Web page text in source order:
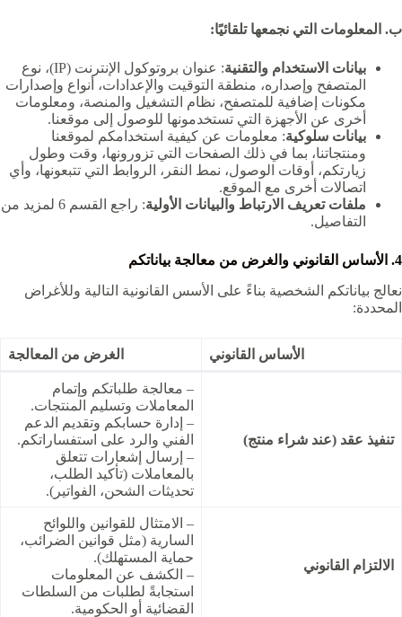
ب. المعلومات التي نجمعها تلقائيًا:
بيانات الاستخدام والتقنية
: عنوان بروتوكول الإنترنت (IP)، نوع
المتصفح وإصداره، منطقة التوقيت والإعدادات، أنواع وإصدارات
مكونات إضافية للمتصفح، نظام التشغيل والمنصة، ومعلومات
أخرى عن الأجهزة التي تستخدمونها للوصول إلى موقعنا.
بيانات سلوكية: معلومات عن كيفية استخدامكم لموقعنا
ومنتجاتنا، بما في ذلك الصفحات التي تزورونها، وقت وطول
زيارتكم، أوقات الوصول، نمط النقر، الروابط التي تتبعونها، وأي
اتصالات أخرى مع الموقع.
ملفات تعريف الارتباط والبيانات الأولية
: راجع القسم 6 لمزيد من
التفاصيل.
4. الأساس القانوني والغرض من معالجة بياناتكم
نعالج بياناتكم الشخصية بناءً على الأسس القانونية التالية وللأغراض
المحددة:
الأساس القانوني الغرض من المعالجة
تنفيذ عقد (عند شراء منتج)
– معالجة طلباتكم وإتمام
المعاملات وتسليم المنتجات.
– إدارة حسابكم وتقديم الدعم
الفني والرد على استفساراتكم.
– إرسال إشعارات تتعلق
بالمعاملات (تأكيد الطلب،
تحديثات الشحن، الفواتير).
الالتزام القانوني
– الامتثال للقوانين واللوائح
السارية (مثل قوانين الضرائب،
حماية المستهلك).
– الكشف عن المعلومات
استجابةً لطلبات من السلطات
القضائية أو الحكومية.